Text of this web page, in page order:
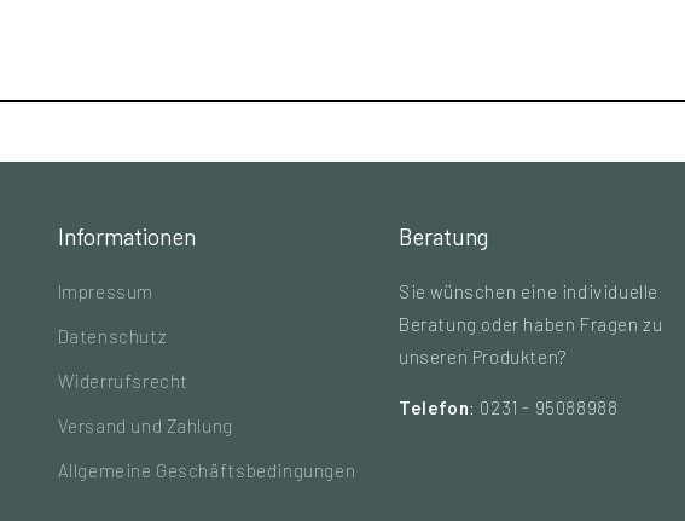
Informationen
Impressum
Datenschutz
Widerrufsrecht
Versand und Zahlung
Allgemeine Geschäftsbedingungen
Beratung
Sie wünschen eine individuelle
Beratung oder haben Fragen zu
unseren Produkten?
Telefon: 0231 - 95088988